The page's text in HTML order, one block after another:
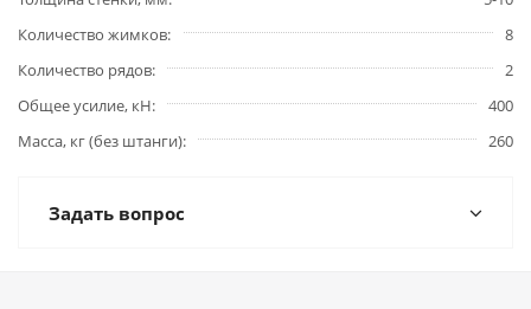
Количество жимков
8
Количество рядов
2
Общее усилие, кН
400
Масса, кг (без штанги)
260
Задать вопрос